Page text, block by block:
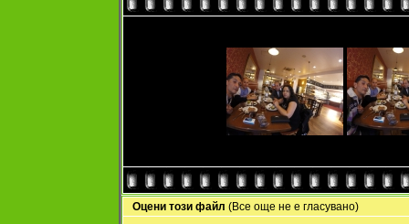
Оцени този файл (Все още не е гласувано)